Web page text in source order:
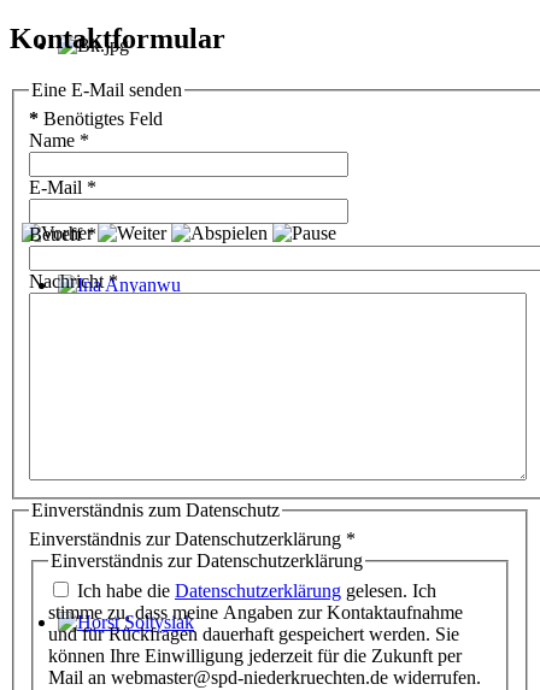
Horst Soltysiak
Kontaktformular
Eine E-Mail senden
* Benötigtes Feld
Name *
E-Mail *
Betreff*
Nachricht*
Einverständnis zum Datenschutz
Einverständnis zur Datenschutzerklärung *
Einverständnis zur Datenschutzerklärung
Ich habe die Datenschutzerklärung gelesen. Ich
stimme zu, dass meine Angaben zur Kontaktaufnahme
und für Rückfragen dauerhaft gespeichert werden. Sie
können Ihre Einwilligung jederzeit für die Zukunft per
Mail an webmaster@spd-niederkruechten.de widerrufen.